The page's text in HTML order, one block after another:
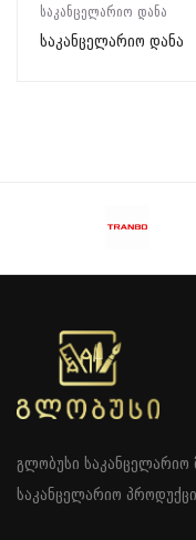
ᲡᲐᲙᲐᲜᲪᲔᲚᲐᲠᲘᲝ ᲓᲐᲜᲐ
საკანცელარიო დანა
გლობუსი საკანცელარიო
საკანცელარიო